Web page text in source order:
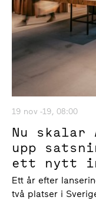
19 nov -19, 08:00
Nu skalar
upp
ett nytt
paketombud
Ett år efter
två platser i